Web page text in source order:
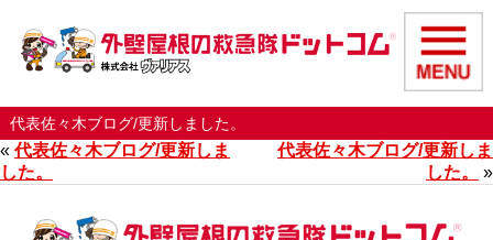
代表佐々木ブログ/更新しました。
«代表佐々木ブログ/更新しま
した。
代表佐々木ブログ/更新しま
した。
»